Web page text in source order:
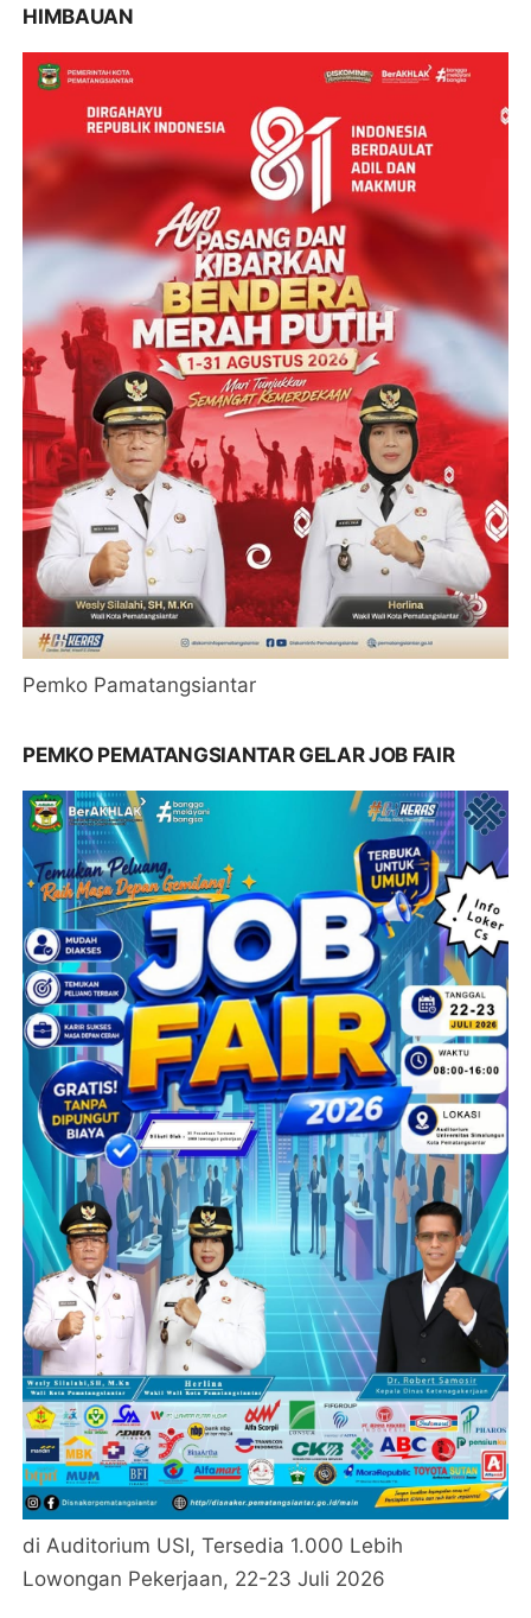
HIMBAUAN
Pemko Pamatangsiantar
PEMKO PEMATANGSIANTAR GELAR JOB FAIR
di Auditorium USI, Tersedia 1.000 Lebih
Lowongan Pekerjaan, 22-23 Juli 2026